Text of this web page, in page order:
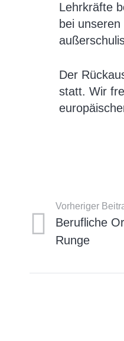
Lehrkräfte
bei
Der
statt. Wir
Vorheriger
Berufliche
Runge